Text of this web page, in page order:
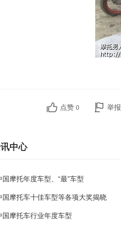
点赞 0 举报
中心
国摩托年度车型、“最”车型
国摩托车十佳车型等各项大奖揭晓
国摩托车行业年度车型